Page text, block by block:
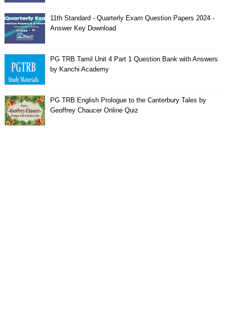
11th Standard - Quarterly Exam Question Papers 2024 -
Answer Key Download
PG TRB Tamil Unit 4 Part 1 Question Bank with Answers
by Kanchi Academy
PG TRB English Prologue to the Canterbury Tales by
Geoffrey Chaucer Online Quiz